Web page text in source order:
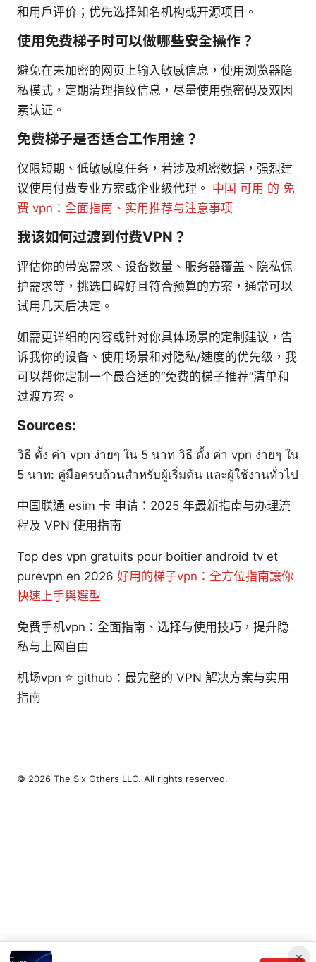
和用户评价；优先选择知名机构或开源项目。
使用免费梯子时可以做哪些安全操作？
避免在未加密的网页上输入敏感信息，使用浏览器隐
私模式，定期清理指纹信息，尽量使用强密码及双因
素认证。
免费梯子是否适合工作用途？
仅限短期、低敏感度任务，若涉及机密数据，强烈建
议使用付费专业方案或企业级代理。 中国 可用 的 免
费 vpn：全面指南、实用推荐与注意事项
我该如何过渡到付费VPN？
评估你的带宽需求、设备数量、服务器覆盖、隐私保
护需求等，挑选口碑好且符合预算的方案，通常可以
试用几天后决定。
如需更详细的内容或针对你具体场景的定制建议，告
诉我你的设备、使用场景和对隐私/速度的优先级，我
可以帮你定制一个最合适的“免费的梯子推荐”清单和
过渡方案。
Sources:
วิธี ตั้ง ค่า vpn ง่ายๆ ใน 5 นาท วิธี ตั้ง ค่า vpn ง่ายๆ ใน
5 นาท: คู่มือครบถ้วนสำหรับผู้เริ่มต้น และผู้ใช้งานทั่วไป
中国联通 esim 卡 申请：2025 年最新指南与办理流
程及 VPN 使用指南
Top des vpn gratuits pour boitier android tv et
purevpn en 2026 好用的梯子vpn：全方位指南讓你
快速上手與選型
免费手机vpn：全面指南、选择与使用技巧，提升隐
私与上网自由
机场vpn ⭐ github：最完整的 VPN 解决方案与实用
指南
×
© 2026 The Six Others LLC. All rights reserved.